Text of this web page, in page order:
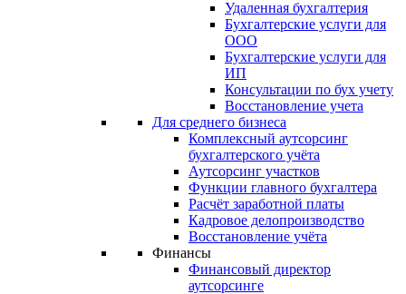
Удаленная бухгалтерия
Бухгалтерские услуги для
ООО
Бухгалтерские услуги для
ИП
Консультации по бух учету
Восстановление учета
Для среднего бизнеса
Комплексный аутсорсинг
бухгалтерского учёта
Аутсорсинг участков
Функции главного бухгалтера
Расчёт заработной платы
Кадровое делопроизводство
Восстановление учёта
Финансы
Финансовый директор
аутсорсинге